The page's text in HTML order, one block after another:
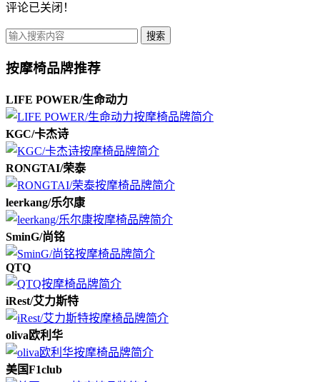
评论已关闭！
搜索
按摩椅品牌推荐
LIFE POWER/生命动力
KGC/卡杰诗
RONGTAI/荣泰
leerkang/乐尔康
SminG/尚铭
QTQ
iRest/艾力斯特
oliva欧利华
美国F1club